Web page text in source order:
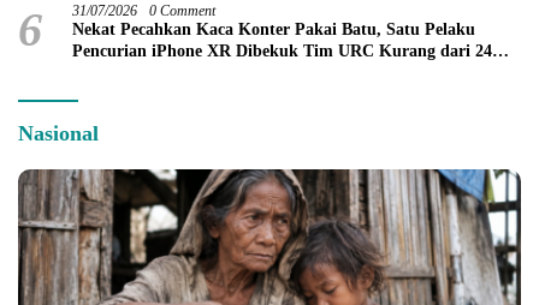
6 31/07/2026 0 Comment
Nekat Pecahkan Kaca Konter Pakai Batu, Satu Pelaku
Pencurian iPhone XR Dibekuk Tim URC Kurang dari 24
Nasional